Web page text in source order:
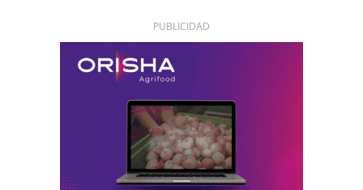
PUBLICIDAD